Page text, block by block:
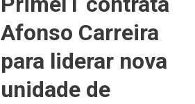
Afonso Carreira
para liderar nova
unidade de